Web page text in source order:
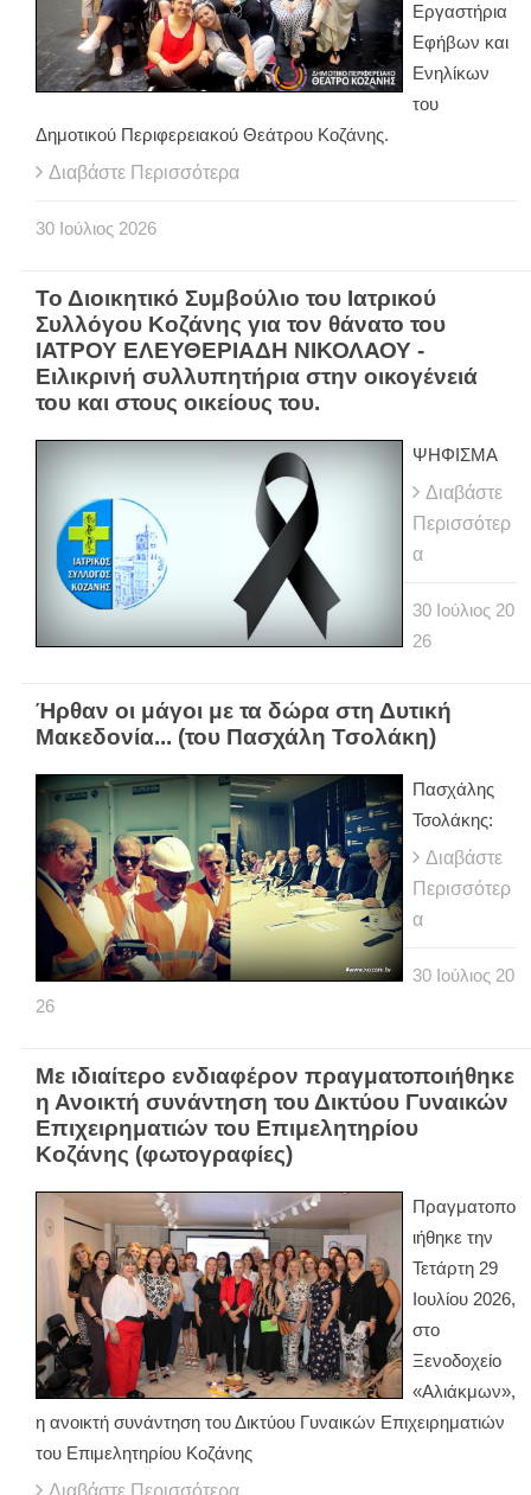
Εργαστήρια
Εφήβων και
Ενηλίκων
του
Δημοτικού Περιφερειακού Θεάτρου Κοζάνης.
Διαβάστε Περισσότερα
30 Ιούλιος 2026
Το Διοικητικό Συμβούλιο του Ιατρικού
Συλλόγου Κοζάνης για τον θάνατο του
ΙΑΤΡΟΥ ΕΛΕΥΘΕΡΙΑΔΗ ΝΙΚΟΛΑΟΥ -
Ειλικρινή συλλυπητήρια στην οικογένειά
του και στους οικείους του.
ΨΗΦΙΣΜΑ
Διαβάστε
Περισσότερ
α
30 Ιούλιος 20
26
Ήρθαν οι μάγοι με τα δώρα στη Δυτική
Μακεδονία... (του Πασχάλη Τσολάκη)
Πασχάλης
Τσολάκης:
Διαβάστε
Περισσότερ
α
30 Ιούλιος 20
26
Με ιδιαίτερο ενδιαφέρον πραγματοποιήθηκε
η Ανοικτή συνάντηση του Δικτύου Γυναικών
Επιχειρηματιών του Επιμελητηρίου
Κοζάνης (φωτογραφίες)
Πραγματοπο
ιήθηκε την
Τετάρτη 29
Ιουλίου 2026,
στο
Ξενοδοχείο
«Αλιάκμων»,
η ανοικτή συνάντηση του Δικτύου Γυναικών Επιχειρηματιών
του Επιμελητηρίου Κοζάνης
Διαβάστε Περισσότερα